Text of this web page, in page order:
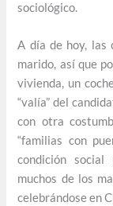
sociológico.
A día de hoy, las
marido, así que
vivienda, un
“valía” del
con otra
“familias con
condición
muchos de los
celebrándose en